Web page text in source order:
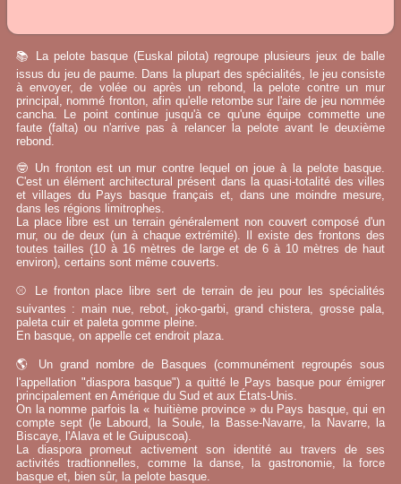
📚 La pelote basque (Euskal pilota) regroupe plusieurs jeux de balle
issus du jeu de paume. Dans la plupart des spécialités, le jeu consiste
à envoyer, de volée ou après un rebond, la pelote contre un mur
principal, nommé fronton, afin qu'elle retombe sur l'aire de jeu nommée
cancha. Le point continue jusqu'à ce qu'une équipe commette une
faute (falta) ou n'arrive pas à relancer la pelote avant le deuxième
rebond.
🤓 Un fronton est un mur contre lequel on joue à la pelote basque.
C'est un élément architectural présent dans la quasi-totalité des villes
et villages du Pays basque français et, dans une moindre mesure,
dans les régions limitrophes.
La place libre est un terrain généralement non couvert composé d'un
mur, ou de deux (un à chaque extrémité). Il existe des frontons des
toutes tailles (10 à 16 mètres de large et de 6 à 10 mètres de haut
environ), certains sont même couverts.
⚾ Le fronton place libre sert de terrain de jeu pour les spécialités
suivantes : main nue, rebot, joko-garbi, grand chistera, grosse pala,
paleta cuir et paleta gomme pleine.
En basque, on appelle cet endroit plaza.
🌎 Un grand nombre de Basques (communément regroupés sous
l'appellation "diaspora basque") a quitté le Pays basque pour émigrer
principalement en Amérique du Sud et aux États-Unis.
On la nomme parfois la « huitième province » du Pays basque, qui en
compte sept (le Labourd, la Soule, la Basse-Navarre, la Navarre, la
Biscaye, l'Alava et le Guipuscoa).
La diaspora promeut activement son identité au travers de ses
activités tradtionnelles, comme la danse, la gastronomie, la force
basque et, bien sûr, la pelote basque.